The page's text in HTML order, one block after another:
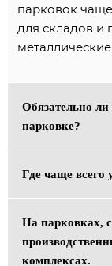
парковок
для складов и
Обязательно
парковке?
многих
случаях
установка
помогает
повысить
Где чаще всего
парковках,
складах,
На парковках,
комплексах.